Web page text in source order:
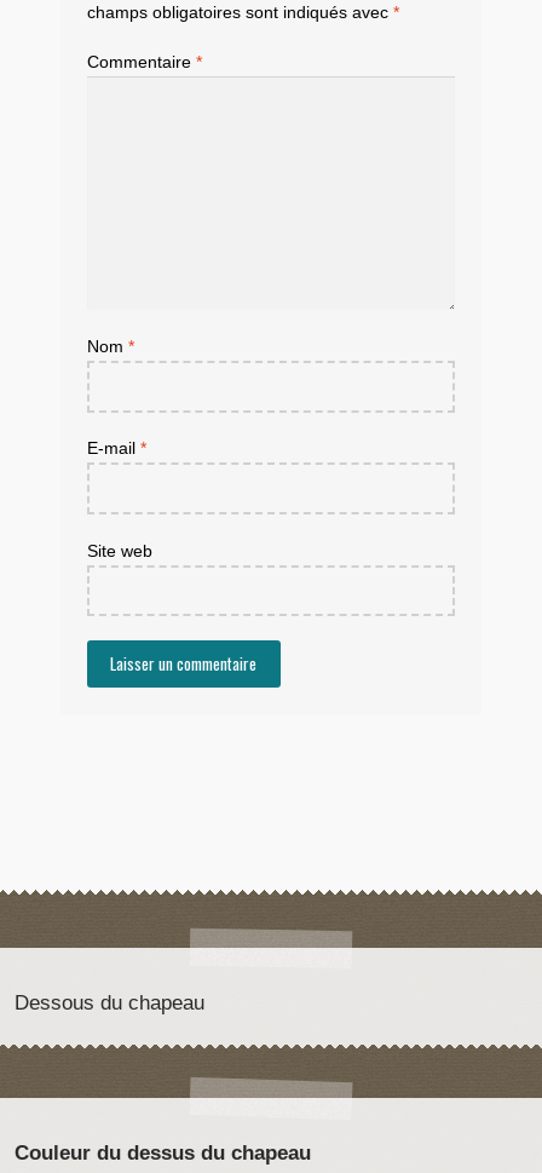
champs obligatoires sont indiqués avec *
Commentaire *
Nom *
E-mail *
Site web
Dessous du chapeau
Couleur du dessus du chapeau